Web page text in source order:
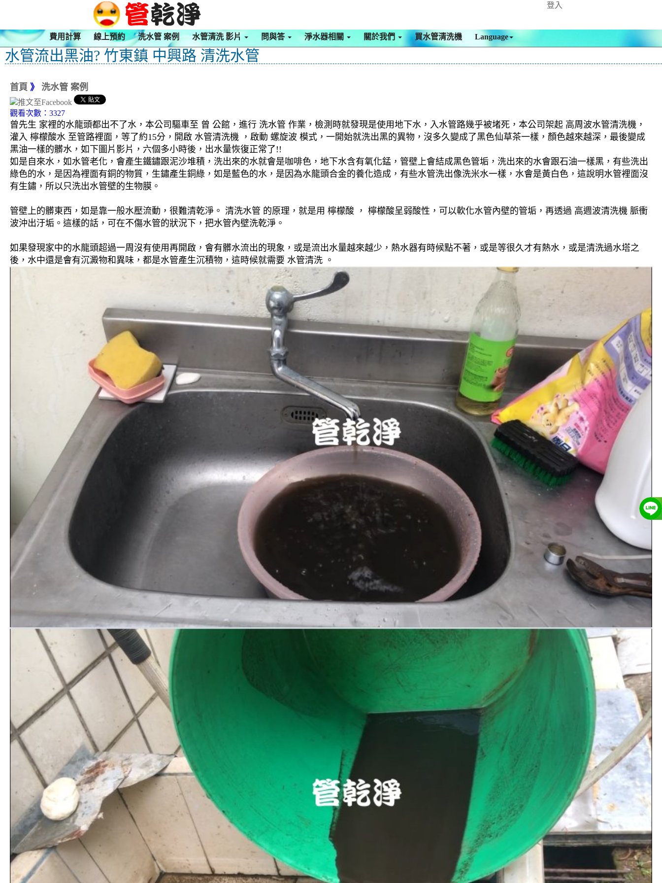
登入
費用計算 線上預約 洗水管 案例 水管清洗 影片 問與答 淨水器相關 關於我們 買水管清洗機 Language
水管流出黑油? 竹東鎮 中興路 清洗水管
首頁 》 洗水管 案例
觀看次數：3327
曾先生 家裡的水龍頭都出不了水，本公司驅車至 曾 公館，進行 洗水管 作業，檢測時就發現是使用地下水，入水管路幾乎被堵死，本公司架起 高周波水管清洗機，
灌入 檸檬酸水 至管路裡面，等了約15分，開啟 水管清洗機 ，啟動 螺旋波 模式，一開始就洗出黑的異物，沒多久變成了黑色仙草茶一樣，顏色越來越深，最後變成
黑油一樣的髒水，如下圖片影片，六個多小時後，出水量恢復正常了!!
如是自來水，如水管老化，會產生鐵鏽跟泥沙堆積，洗出來的水就會是咖啡色，地下水含有氧化錳，管壁上會結成黑色管垢，洗出來的水會跟石油一樣黑，有些洗出
綠色的水，是因為裡面有銅的物質，生鏽產生銅綠，如是藍色的水，是因為水龍頭合金的養化造成，有些水管洗出像洗米水一樣，水會是黃白色，這說明水管裡面沒
有生鏽，所以只洗出水管壁的生物膜。
管壁上的髒東西，如是靠一般水壓流動，很難清乾淨。 清洗水管 的原理，就是用 檸檬酸 ， 檸檬酸呈弱酸性，可以軟化水管內壁的管垢，再透過 高週波清洗機 脈衝
波沖出汙垢。這樣的話，可在不傷水管的狀況下，把水管內壁洗乾淨。
如果發現家中的水龍頭超過一周沒有使用再開啟，會有髒水流出的現象，或是流出水量越來越少，熱水器有時候點不著，或是等很久才有熱水，或是清洗過水塔之
後，水中還是會有沉澱物和異味，都是水管產生沉積物，這時候就需要 水管清洗 。